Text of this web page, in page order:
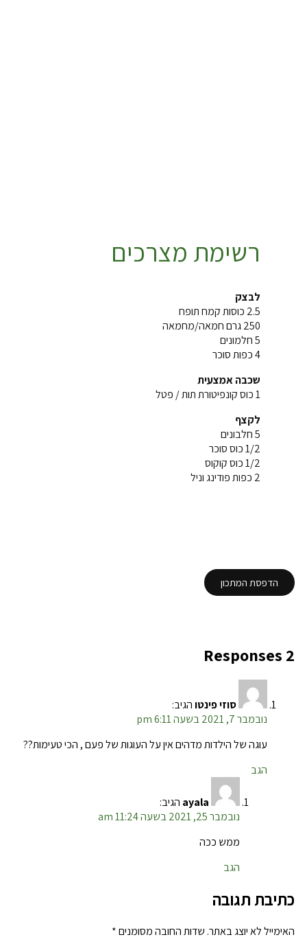
רשימת מצרכים
לבצק
2.5 כוסות קמח תופח
250 גרם חמאה/מחמאה
5 חלמונים
4 כפות סוכר
שכבה אמצעית
1 כוס קונפיטורת תות / פטל
לקצף
5 חלבונים
1/2 כוס סוכר
1/2 כוס קוקוס
2 כפות פודינג וניל
הדפסת המתכון
2 Responses
סוזי פינטוהגיב:
נובמבר 7, 2021 בשעה 6:11 pm
עוגה של הילדות מדהים אין על העוגות של פעם , הכי טעימות??
הגב
ayala הגיב:
נובמבר 25, 2021 בשעה 11:24 am
ממש ככה
הגב
כתיבת תגובה
האימייל לא יוצג באתר. שדות החובה מסומנים*